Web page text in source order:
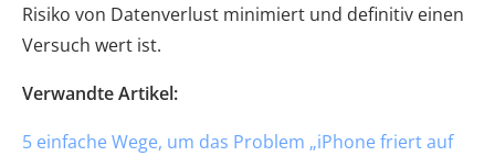
Risiko von Datenverlust minimiert und definitiv einen
Versuch wert ist.
Verwandte Artikel:
5 einfache Wege, um das Problem „iPhone friert auf